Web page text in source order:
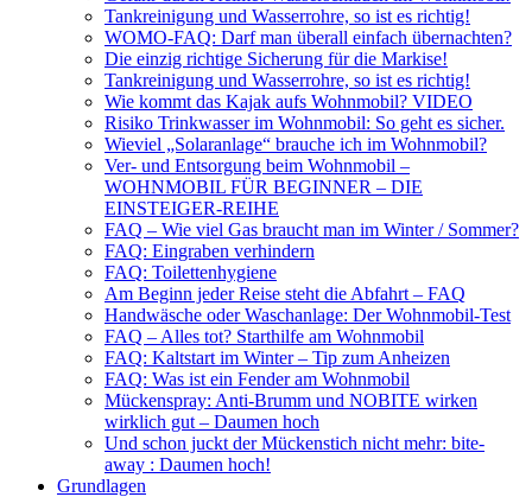
Tankreinigung und Wasserrohre, so ist es richtig!
WOMO-FAQ: Darf man überall einfach übernachten?
Die einzig richtige Sicherung für die Markise!
Tankreinigung und Wasserrohre, so ist es richtig!
Wie kommt das Kajak aufs Wohnmobil? VIDEO
Risiko Trinkwasser im Wohnmobil: So geht es sicher.
Wieviel „Solaranlage“ brauche ich im Wohnmobil?
Ver- und Entsorgung beim Wohnmobil –
WOHNMOBIL FÜR BEGINNER – DIE
EINSTEIGER-REIHE
FAQ – Wie viel Gas braucht man im Winter / Sommer?
FAQ: Eingraben verhindern
FAQ: Toilettenhygiene
Am Beginn jeder Reise steht die Abfahrt – FAQ
Handwäsche oder Waschanlage: Der Wohnmobil-Test
FAQ – Alles tot? Starthilfe am Wohnmobil
FAQ: Kaltstart im Winter – Tip zum Anheizen
FAQ: Was ist ein Fender am Wohnmobil
Mückenspray: Anti-Brumm und NOBITE wirken
wirklich gut – Daumen hoch
Und schon juckt der Mückenstich nicht mehr: bite-
away : Daumen hoch!
Grundlagen